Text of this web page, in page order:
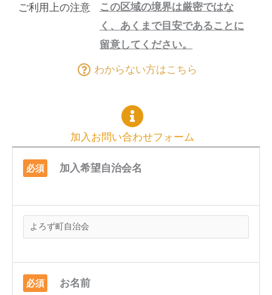
ご利用上の注意
この区域の境界は厳密ではな
く、あくまで目安であることに
留意してください。
わからない方はこちら
加入お問い合わせフォーム
必須 加入希望自治会名
必須 お名前